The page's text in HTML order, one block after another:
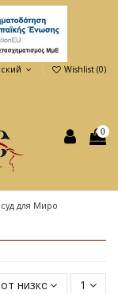
Wishlist (0)
0
для Миро
низкой к высокой
1